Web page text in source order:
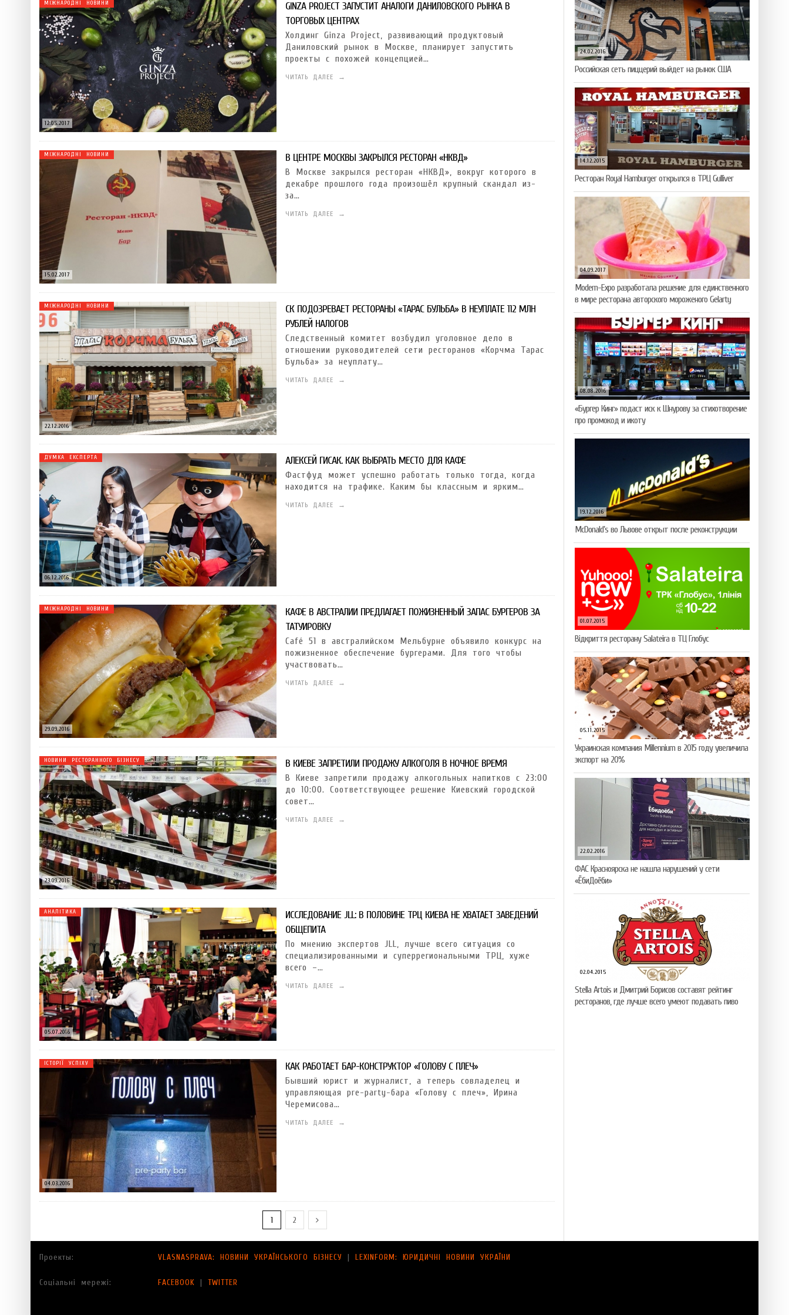
12.05.2017
МІЖНАРОДНІ НОВИНИ
GINZA PROJECT ЗАПУСТИТ АНАЛОГИ ДАНИЛОВСКОГО РЫНКА В
ТОРГОВЫХ ЦЕНТРАХ
Холдинг Ginza Project, развивающий продуктовый
Даниловский рынок в Москве, планирует запустить
проекты с похожей концепцией…
ЧИТАТЬ ДАЛЕЕ →
15.02.2017
МІЖНАРОДНІ НОВИНИ В ЦЕНТРЕ МОСКВЫ ЗАКРЫЛСЯ РЕСТОРАН «НКВД»
В Москве закрылся ресторан «НКВД», вокруг которого в
декабре прошлого года произошёл крупный скандал из-
за…
ЧИТАТЬ ДАЛЕЕ →
22.12.2016
МІЖНАРОДНІ НОВИНИ
СК ПОДОЗРЕВАЕТ РЕСТОРАНЫ «ТАРАС БУЛЬБА» В НЕУПЛАТЕ 112 МЛН
РУБЛЕЙ НАЛОГОВ
Следственный комитет возбудил уголовное дело в
отношении руководителей сети ресторанов «Корчма Тарас
Бульба» за неуплату…
ЧИТАТЬ ДАЛЕЕ →
06.12.2016
ДУМКА ЕКСПЕРТА АЛЕКСЕЙ ГИСАК. КАК ВЫБРАТЬ МЕСТО ДЛЯ КАФЕ
Фастфуд может успешно работать только тогда, когда
находится на трафике. Каким бы классным и ярким…
ЧИТАТЬ ДАЛЕЕ →
29.09.2016
МІЖНАРОДНІ НОВИНИ
КАФЕ В АВСТРАЛИИ ПРЕДЛАГАЕТ ПОЖИЗНЕННЫЙ ЗАПАС БУРГЕРОВ ЗА
ТАТУИРОВКУ
Café 51 в австралийском Мельбурне объявило конкурс на
пожизненное обеспечение бургерами. Для того чтобы
участвовать…
ЧИТАТЬ ДАЛЕЕ →
23.09.2016
НОВИНИ РЕСТОРАННОГО БІЗНЕСУ В КИЕВЕ ЗАПРЕТИЛИ ПРОДАЖУ АЛКОГОЛЯ В НОЧНОЕ ВРЕМЯ
В Киеве запретили продажу алкогольных напитков с 23:00
до 10:00. Соответствующее решение Киевский городской
совет…
ЧИТАТЬ ДАЛЕЕ →
05.07.2016
АНАЛІТИКА
ИССЛЕДОВАНИЕ JLL: В ПОЛОВИНЕ ТРЦ КИЕВА НЕ ХВАТАЕТ ЗАВЕДЕНИЙ
ОБЩЕПИТА
По мнению экспертов JLL, лучше всего ситуация со
специализированными и суперрегиональными ТРЦ, хуже
всего –…
ЧИТАТЬ ДАЛЕЕ →
04.03.2016
ІСТОРІЇ УСПІХУ КАК РАБОТАЕТ БАР-КОНСТРУКТОР «ГОЛОВУ С ПЛЕЧ»
Бывший юрист и журналист, а теперь совладелец и
управляющая pre-party-бара «Голову с плеч», Ирина
Черемисова…
ЧИТАТЬ ДАЛЕЕ →
1 2
24.02.2016
Российская сеть пиццерий выйдет на рынок США
14.12.2015
Ресторан Royal Hamburger открылся в ТРЦ Gulliver
04.09.2017
Modern-Expo разработала решение для единственного
в мире ресторана авторского мороженого Gelarty
08.08.2016
«Бургер Кинг» подаст иск к Шнурову за стихотворение
про промокод и икоту
19.12.2016
McDonald’s во Львове открыт после реконструкции
01.07.2015
Відкриття ресторану Salateirа в ТЦ Глобус
05.11.2015
Украинская компания Millennium в 2015 году увеличила
экспорт на 20%
22.02.2016
ФАС Красноярска не нашла нарушений у сети
«ЁбиДоёби»
02.04.2015
Stella Artois и Дмитрий Борисов составят рейтинг
ресторанов, где лучше всего умеют подавать пиво
Проекты: VLASNASPRAVA: НОВИНИ УКРАЇНСЬКОГО БІЗНЕСУ | LEXINFORM: ЮРИДИЧНІ НОВИНИ УКРАЇНИ
Соціальні мережі: FACEBOOK | TWITTER